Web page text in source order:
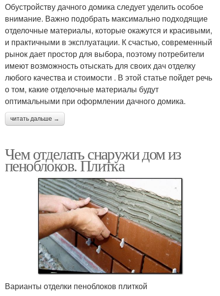
Обустройству дачного домика следует уделить особое
внимание. Важно подобрать максимально подходящие
отделочные материалы, которые окажутся и красивыми,
и практичными в эксплуатации. К счастью, современный
рынок дает простор для выбора, поэтому потребители
имеют возможность отыскать для своих дач отделку
любого качества и стоимости . В этой статье пойдет речь
о том, какие отделочные материалы будут
оптимальными при оформлении дачного домика.
читать дальше →
Чем отделать снаружи дом из
пеноблоков. Плитка
Варианты отделки пеноблоков плиткой